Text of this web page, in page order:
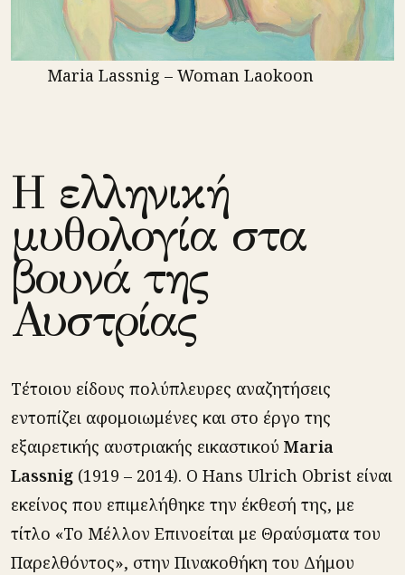
Maria Lassnig – Woman Laokoon
Η ελληνική
μυθολογία στα
βουνά της
Αυστρίας
Τέτοιου είδους πολύπλευρες αναζητήσεις
εντοπίζει αφομοιωμένες και στο έργο της
εξαιρετικής αυστριακής εικαστικού Maria
Lassnig (1919 – 2014). Ο Hans Ulrich Obrist είναι
εκείνος που επιμελήθηκε την έκθεσή της, με
τίτλο «Το Μέλλον Επινοείται με Θραύσματα του
Παρελθόντος», στην Πινακοθήκη του Δήμου